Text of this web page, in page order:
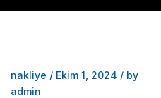
nakliye / Ekim 1, 2024 / by
admin